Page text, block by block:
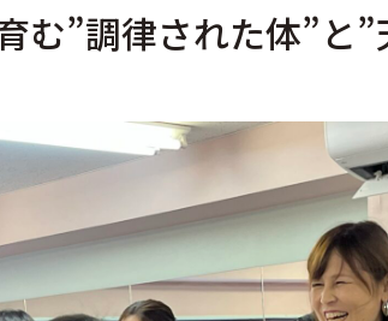
む”調律された体”と”